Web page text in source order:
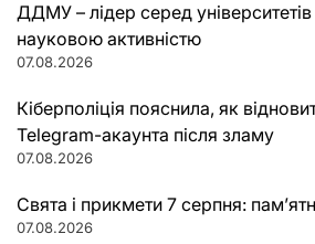
ДДМУ – лідер серед
науковою активністю
07.08.2026
Кіберполіція пояснила, як
Telegram-акаунта після зламу
07.08.2026
Свята і прикмети 7 серпня:
07.08.2026